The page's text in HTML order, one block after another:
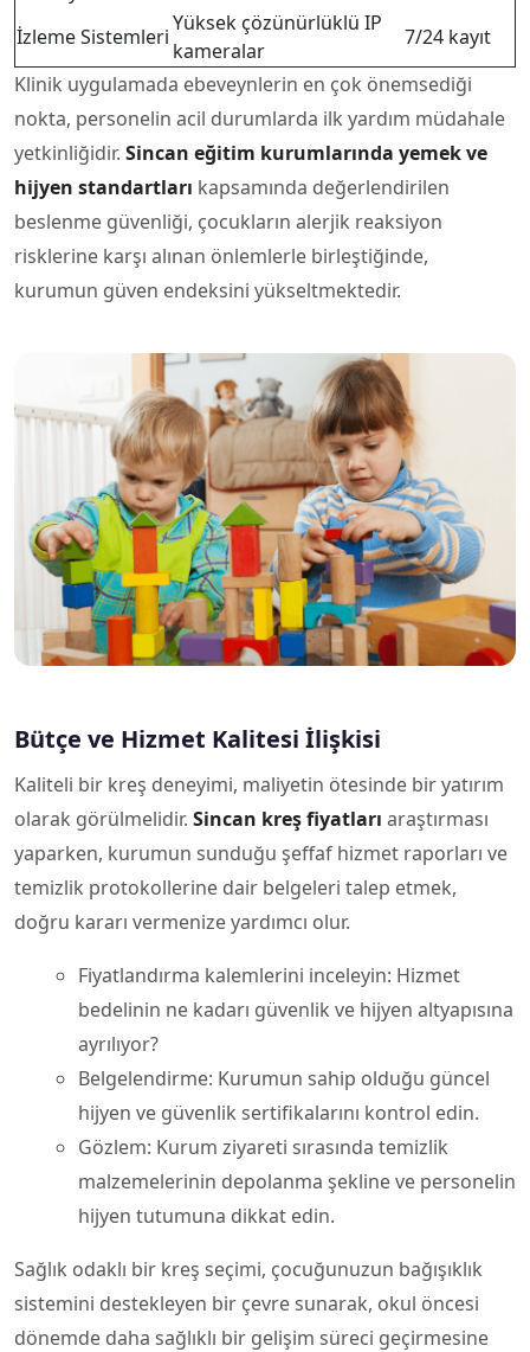
İzleme Sistemleri
Yüksek çözünürlüklü IP
kameralar
7/24 kayıt
Klinik uygulamada ebeveynlerin en çok önemsediği
nokta, personelin acil durumlarda ilk yardım müdahale
yetkinliğidir. Sincan eğitim kurumlarında yemek ve
hijyen standartları kapsamında değerlendirilen
beslenme güvenliği, çocukların alerjik reaksiyon
risklerine karşı alınan önlemlerle birleştiğinde,
kurumun güven endeksini yükseltmektedir.
Bütçe ve Hizmet Kalitesi İlişkisi
Kaliteli bir kreş deneyimi, maliyetin ötesinde bir yatırım
olarak görülmelidir. Sincan kreş fiyatları araştırması
yaparken, kurumun sunduğu şeffaf hizmet raporları ve
temizlik protokollerine dair belgeleri talep etmek,
doğru kararı vermenize yardımcı olur.
Fiyatlandırma kalemlerini inceleyin: Hizmet
bedelinin ne kadarı güvenlik ve hijyen altyapısına
ayrılıyor?
Belgelendirme: Kurumun sahip olduğu güncel
hijyen ve güvenlik sertifikalarını kontrol edin.
Gözlem: Kurum ziyareti sırasında temizlik
malzemelerinin depolanma şekline ve personelin
hijyen tutumuna dikkat edin.
Sağlık odaklı bir kreş seçimi, çocuğunuzun bağışıklık
sistemini destekleyen bir çevre sunarak, okul öncesi
dönemde daha sağlıklı bir gelişim süreci geçirmesine